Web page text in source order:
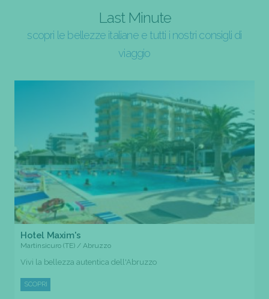
Last Minute
scopri le bellezze italiane e tutti i nostri consigli di
viaggio
Hotel Maxim's
Martinsicuro (TE) / Abruzzo
Vivi la bellezza autentica dell'Abruzzo
SCOPRI